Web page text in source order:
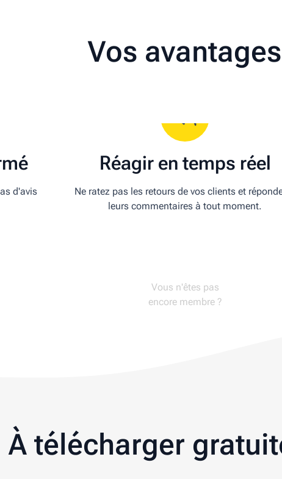
Vos avantages
d'avis
Réagir en temps réel
Ne ratez pas les retours de vos clients et
leurs commentaires à tout moment.
Vous n'êtes pas
encore membre ?
À télécharger